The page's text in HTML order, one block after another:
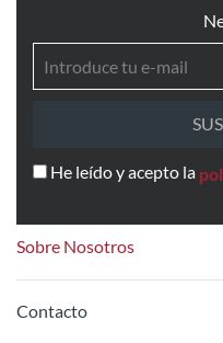
He leído y acepto la
Sobre Nosotros
Contacto